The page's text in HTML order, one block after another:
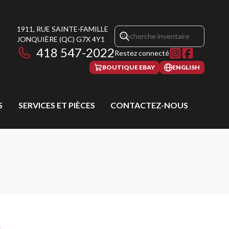
1911, RUE SAINTE-FAMILLE
JONQUIÈRE (QC) G7X 4Y1
418 547-2022Restez connecté
BOUTIQUE EBAY ENGLISH
SERVICES ET PIÈCES CONTACTEZ-NOUS